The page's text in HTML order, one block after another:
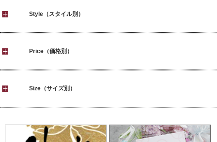
Style（スタイル別）
Price（価格別）
Size（サイズ別）